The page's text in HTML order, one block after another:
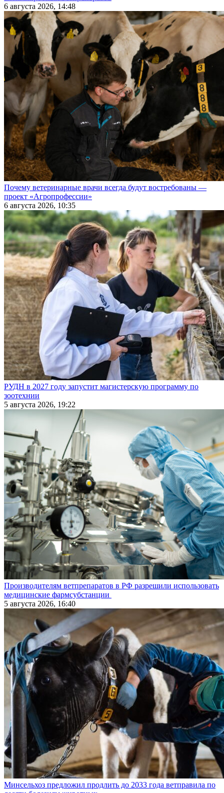
6 августа 2026, 14:48
Почему ветеринарные врачи всегда будут востребованы —
проект «Агропрофессии»
6 августа 2026, 10:35
РУДН в 2027 году запустит магистерскую программу по
зоотехнии
5 августа 2026, 19:22
Производителям ветпрепаратов в РФ разрешили использовать
медицинские фармсубстанции
5 августа 2026, 16:40
Минсельхоз предложил продлить до 2033 года ветправила по